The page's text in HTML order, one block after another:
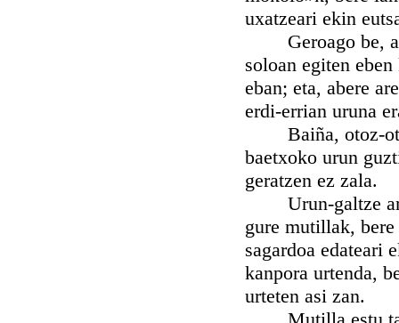
uxatzeari ekin
Geroago be,
soloan egiten
eban; eta, abere
erdi-errian uruna
Baiña, otoz-
baetxoko urun
geratzen ez zala.
Urun-galtze
gure mutillak,
sagardoa edateari
kanpora urtenda,
urteten asi zan.